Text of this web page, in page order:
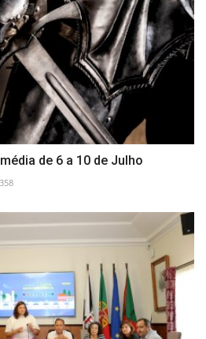
de 6 a 10 de Julho